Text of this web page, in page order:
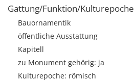
Gattung/Funktion/Kulturepoche
Bauornamentik
öffentliche Ausstattung
Kapitell
zu Monument gehörig: ja
Kulturepoche: römisch